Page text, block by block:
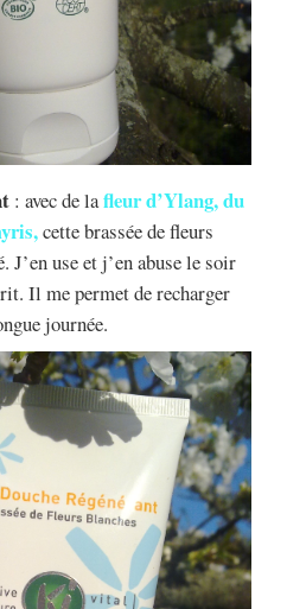
: avec de lafleur d’Ylang, du
,cette brassée de fleurs
J’en use et j’en abuse le soir
Il me permet de recharger
journée.